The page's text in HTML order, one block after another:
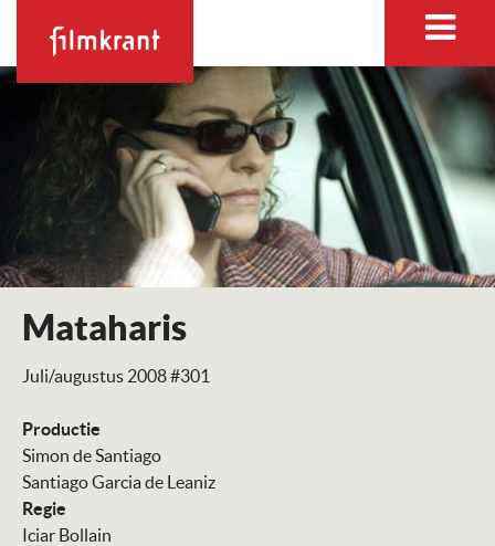
Mataharis
Juli/augustus 2008 #301
Productie
Simon de Santiago
Santiago Garcia de Leaniz
Regie
Iciar Bollain